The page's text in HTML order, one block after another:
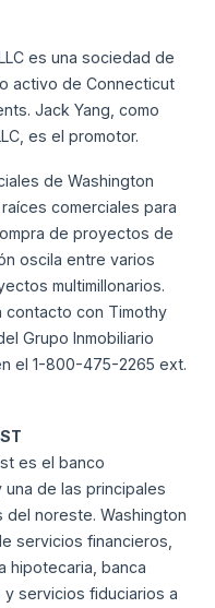
es una sociedad de
activo de Connecticut
Jack Yang, como
es el promotor.
de Washington
comerciales para
de proyectos de
oscila entre varios
multimillonarios.
contacto con Timothy
Grupo Inmobiliario
el 1-800-475-2265 ext.
es el banco
una de las principales
noreste. Washington
servicios financieros,
hipotecaria, banca
servicios fiduciarios a